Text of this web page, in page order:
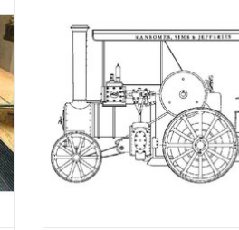
TOEVOEGEN AAN WINKELWAGEN